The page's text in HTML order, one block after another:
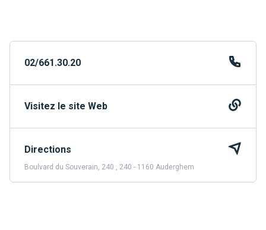
02/661.30.20
Visitez le site Web
Directions
Boulvard du Souverain, 240 , 240 - 1160 Auderghem